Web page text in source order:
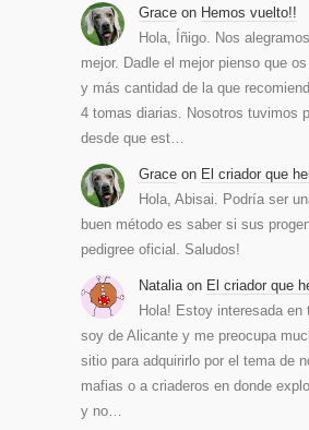
Grace on Hemos vuelto!!
Hola, Íñigo. Nos
mejor. Dadle el mejor pienso que
y más cantidad de la que
4 tomas diarias. Nosotros tuvimos
desde que est…
Grace on El criador que
Hola, Abisai. Podría ser
buen método es saber si sus
pedigree oficial. Saludos!
Natalia on El criador que
Hola! Estoy interesada en
soy de Alicante y me preocupa
sitio para adquirirlo por el tema de
mafias o a criaderos en donde
y no…